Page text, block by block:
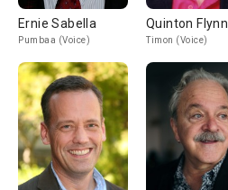
Ernie Sabella
Pumbaa (Voice)
Quinton Flynn
Timon (Voice)